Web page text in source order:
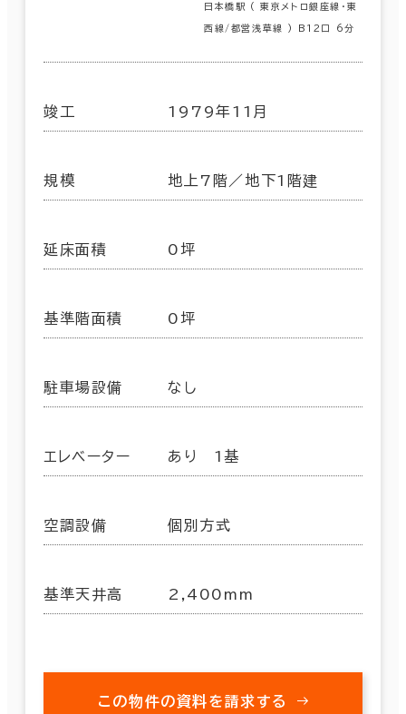
日本橋駅 ( 東京メトロ銀座線･東
西線/都営浅草線 ) B12口 6分
竣工 1979年11月
規模 地上7階／地下1階建
延床面積 0坪
基準階面積 0坪
駐車場設備 なし
エレベーター あり 1基
空調設備 個別方式
基準天井高 2,400mm
この物件の資料を請求する